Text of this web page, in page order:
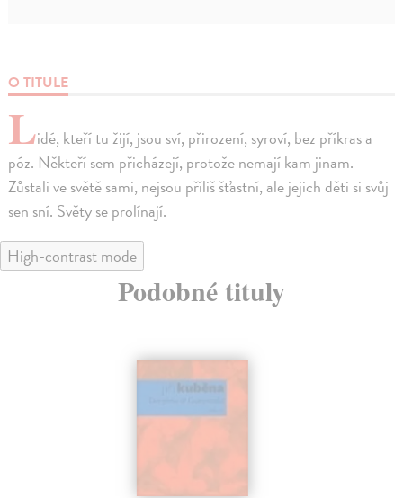
O TITULE
Lidé, kteří tu žijí, jsou sví, přirození, syroví, bez příkras a
póz. Někteří sem přicházejí, protože nemají kam jinam.
Zůstali ve světě sami, nejsou příliš šťastní, ale jejich děti si svůj
sen sní. Světy se prolínají.
High-contrast mode
Podobné tituly